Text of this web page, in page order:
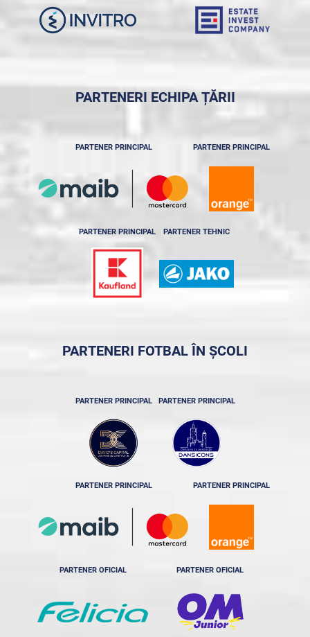
PARTENERI ECHIPA ȚĂRII
PARTENER PRINCIPAL PARTENER PRINCIPAL
PARTENER PRINCIPAL PARTENER TEHNIC
PARTENERI FOTBAL ÎN ȘCOLI
PARTENER PRINCIPAL PARTENER PRINCIPAL
PARTENER PRINCIPAL PARTENER PRINCIPAL
PARTENER OFICIAL PARTENER OFICIAL